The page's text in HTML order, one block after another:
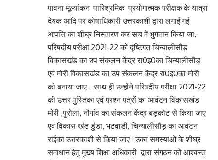
पावना मूल्यांकन पारिश्रमिक प्रयोगात्मक परीक्षक के यात्रा
देयक आदि पर कोषाधिकारी उत्तरकाशी द्वारा लगाई गई
आपत्ति का शीघ्र निस्तारण कर सच में भुगतान किया जा,
परिषदीय परीक्षा 2021-22 को दृष्टिगत चिन्यालीसौड़
विकासखंड का उप संकलन केंद्र रा0इ0का चिन्यालीसौड़
एवं मोरी विकासखंड का उप संकलन केंद्र रा0इ0का मोरी
को बनाया जाए। साथ ही उन्होंने परिषदीय परीक्षा 2021-22
की उत्तर पुस्तिका एवं प्रश्न पत्रों का आवंटन विकासखंड
मोरी ,पुरोला, नौगांव का संकलन केंद्र बड़कोट से किया जाए
एवं विकास खंड डुंडा, भटवाडी, चिन्यालीसौड़ का आवंटन
राईका उत्तरकाशी से किया जाए।उक्त समस्याओं के शीघ्र
समाधान हेतु मुख्य शिक्षा अधिकारी द्वारा संगठन को आश्वस्त